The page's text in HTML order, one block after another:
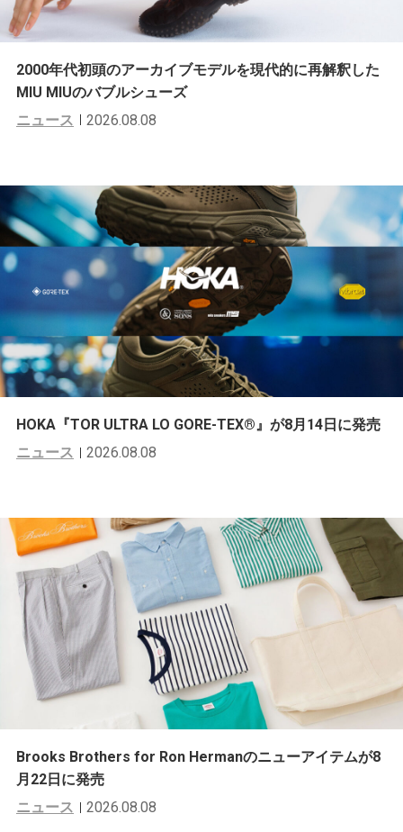
2000年代初頭のアーカイブモデルを現代的に再解釈した
MIU MIUのバブルシューズ
ニュース
2026.08.08
HOKA『TOR ULTRA LO GORE-TEX®︎』が8月14日に発売
ニュース
2026.08.08
Brooks Brothers for Ron Hermanのニューアイテムが8
月22日に発売
ニュース
2026.08.08